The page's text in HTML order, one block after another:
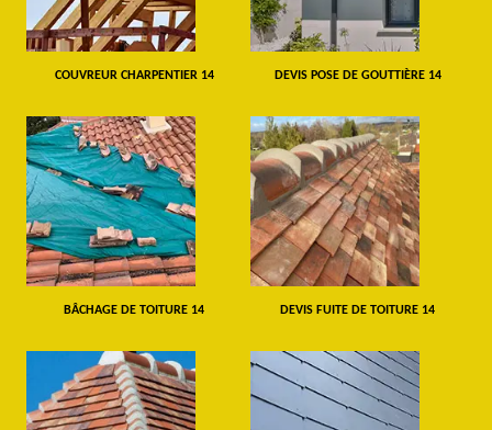
COUVREUR CHARPENTIER 14 DEVIS POSE DE GOUTTIÈRE 14
BÂCHAGE DE TOITURE 14 DEVIS FUITE DE TOITURE 14